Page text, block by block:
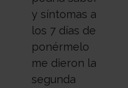
y síntomas a
los 7 días de
ponérmelo
me dieron la
segunda